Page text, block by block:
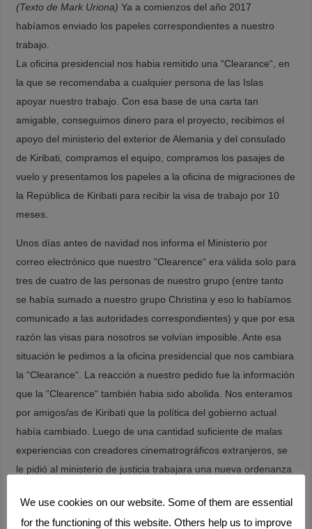
(Texto de Mark Uriona) Ya a comienzos del año 2017
habíamos enviado los papeles correspondientes a nuestro
trabajo.
La oficina presidencial nos habia remitido una “Clearance“, en
la que se recomendaba a cualquier persona de las Islas
apoyar nuestro trabajo. Con esa base de una carta tan
amigable, conseguimos dinero para el proyecto, recibimos el
apoyo del ministerio del exterior de Alemania y del consulado
de Kiribati, compramos el equipo, compramos los pasajes de
vuelo y presentamos los papeles a la oficina de migraciones de
la República de Kiribati para recibir la visa de trabajo por 10
meses.
Unos días antes de navidad nos informa el Ministerio por
correo electrónico que nuestro ”Clearence“ era válida solo para
tres de cuatro de las personas de nuestro grupo (entre tanto
se había sumado a nuestro grupo Christina y eso lo habíamos
comunicado a las autoridades correspondientes) y que por esa
razón las visas para nosotros se volvían imposible. Ante esa
situación le pedimos a la oficina presidencial que nos cambiara
la “Clearance“. La reacción a nuestro pedido fue la información
que la “Clearence“ también habia sido abolida. Nos enteramos
por amigos/as de Kiribati que la política del gobierno actual
había cambiado. Luego de una cantidad suficiente de malas
experiencias con creadores cinematrográficos extranjeros, se
le pidió al ministerio de justicia trabajara una nueva ordenanza
puede tomar su tiempo.
We use cookies on our website. Some of them are essential
for the functioning of this website. Others help us to improve